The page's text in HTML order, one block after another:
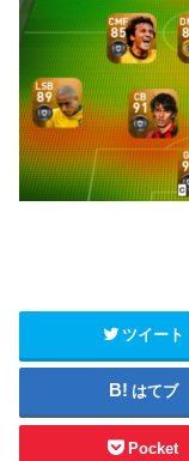
ツイート
はてブ
Pocket